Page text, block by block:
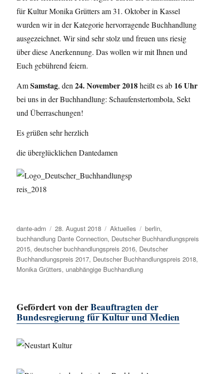
für Kultur Monika Grütters am 31. Oktober in Kassel
wurden wir in der Kategorie hervorragende Buchhandlung
ausgezeichnet. Wir sind sehr stolz und freuen uns riesig
über diese Anerkennung. Das wollen wir mit Ihnen und
Euch gebührend feiern.
AmSamstag, den24. November 2018heißt es ab 16 Uhr
bei uns in der Buchhandlung: Schaufenstertombola, Sekt
und Überraschungen!
Es grüßen sehr herzlich
die überglücklichen Dantedamen
Autor
dante-adm
Veröffentlicht
am
28. August 2018 Kategorien
Aktuelles Schlagwörter
berlin,
buchhandlung Dante Connection, Deutscher Buchhandlungspreis
2015,deutscher buchhandlungspreis 2016, Deutscher
Buchhandlungspreis 2017, Deutscher Buchhandlungspreis 2018,
Monika Grütters, unabhängige Buchhandlung
Gefördert von derBeauftragten der
Bundesregierung für Kultur und Medien